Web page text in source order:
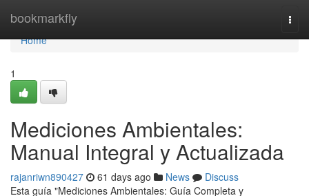
bookmarkfly
Home
Home
1
Mediciones Ambientales:
Manual Integral y Actualizada
rajanriwn890427 61 days ago News
Discuss
Esta guía "Mediciones Ambientales: Guía Completa y